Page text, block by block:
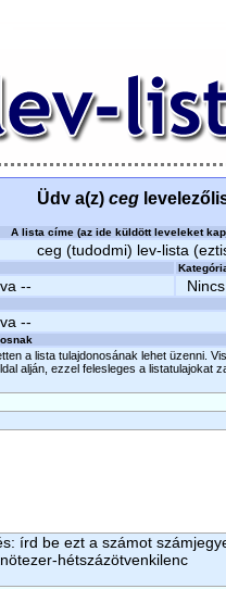
Üdv a(z) ceg
A lista címe (az ide küldött leveleket
ceg (tudodmi) lev-lista
--
--
a lista tulajdonosának lehet üzenni.
alján, ezzel felesleges a listatulajokat
írd be ezt a számot
hétszázötvenkilenc